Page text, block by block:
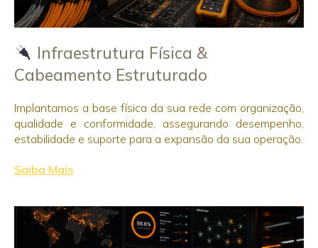
Infraestrutura Física &
Cabeamento Estruturado
Implantamos a base física da sua rede com organização,
qualidade e conformidade, assegurando desempenho,
estabilidade e suporte para a expansão da sua operação.
Saiba Mais